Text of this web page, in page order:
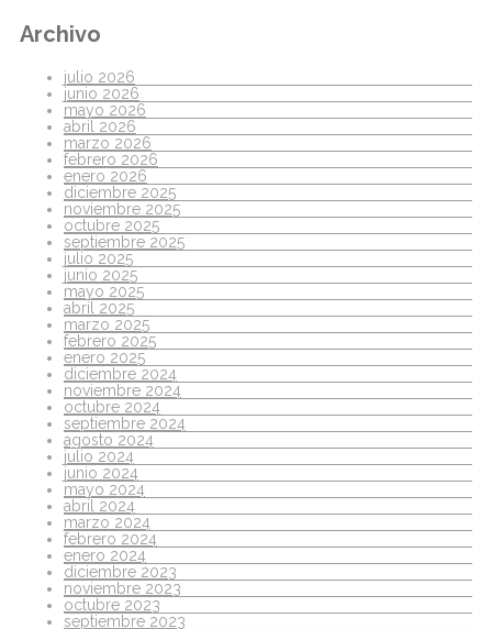
Archivo
julio 2026
junio 2026
mayo 2026
abril 2026
marzo 2026
febrero 2026
enero 2026
diciembre 2025
noviembre 2025
octubre 2025
septiembre 2025
julio 2025
junio 2025
mayo 2025
abril 2025
marzo 2025
febrero 2025
enero 2025
diciembre 2024
noviembre 2024
octubre 2024
septiembre 2024
agosto 2024
julio 2024
junio 2024
mayo 2024
abril 2024
marzo 2024
febrero 2024
enero 2024
diciembre 2023
noviembre 2023
octubre 2023
septiembre 2023